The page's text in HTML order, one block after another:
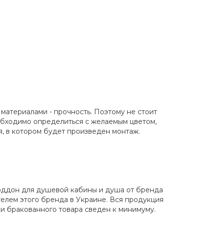
- прочность. Поэтому не стоит
определиться с желаемым цветом,
в котором будет произведен монтаж.
для душевой кабины и душа от бренда
этого бренда в Украине. Вся продукция
бракованного товара сведен к минимуму.